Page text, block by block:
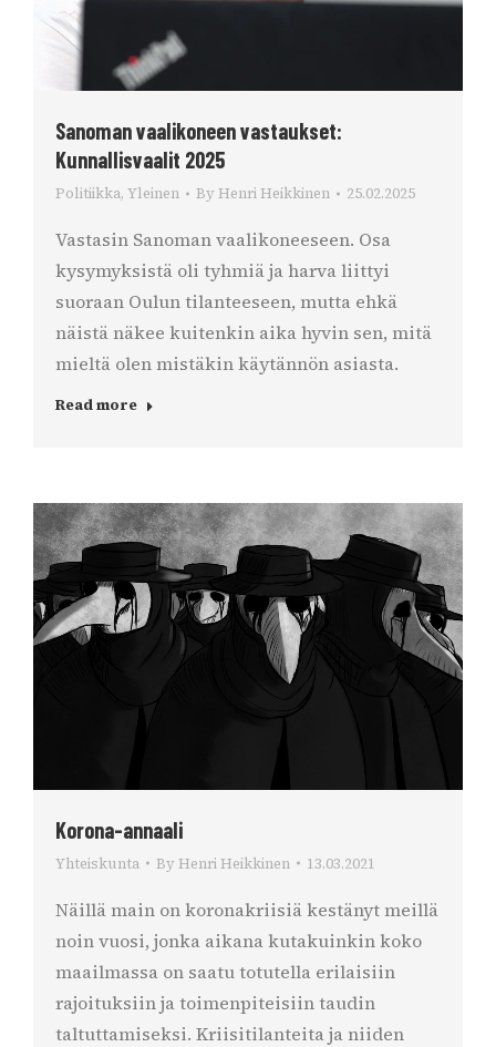
Sanoman vaalikoneen vastaukset:
Kunnallisvaalit 2025
Politiikka, Yleinen By Henri Heikkinen 25.02.2025
Vastasin Sanoman vaalikoneeseen. Osa
kysymyksistä oli tyhmiä ja harva liittyi
suoraan Oulun tilanteeseen, mutta ehkä
näistä näkee kuitenkin aika hyvin sen, mitä
mieltä olen mistäkin käytännön asiasta.
Read more
Korona-annaali
Yhteiskunta By Henri Heikkinen 13.03.2021
Näillä main on koronakriisiä kestänyt meillä
noin vuosi, jonka aikana kutakuinkin koko
maailmassa on saatu totutella erilaisiin
rajoituksiin ja toimenpiteisiin taudin
taltuttamiseksi. Kriisitilanteita ja niiden